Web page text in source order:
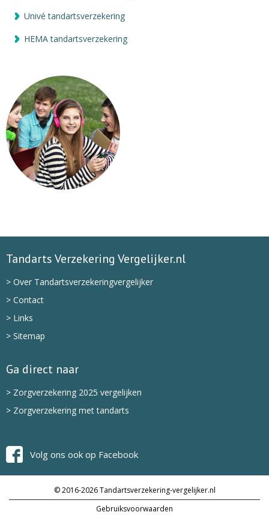
Univé tandartsverzekering
HEMA tandartsverzekering
Tandarts Verzekering Vergelijker.nl
> Over Tandartsverzekeringvergelijker
> Contact
> Links
> Sitemap
Ga direct naar
> Zorgverzekering 2025 vergelijken
> Zorgverzekering met tandarts
Volg ons ook op Facebook
© 2016-2026 Tandartsverzekering-vergelijker.nl
Gebruiksvoorwaarden